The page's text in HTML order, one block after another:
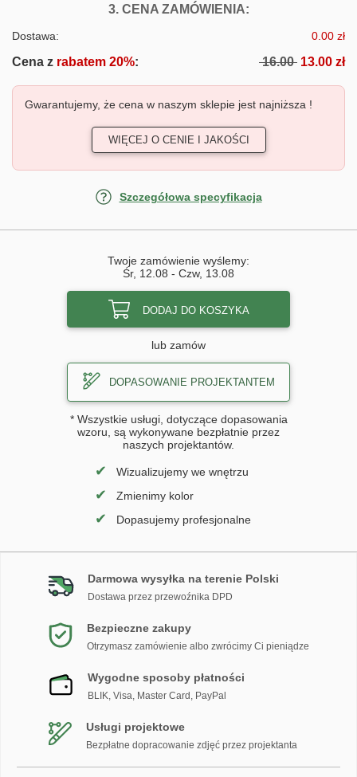
3. CENA ZAMÓWIENIA:FOTOTAPETY
Dostawa: 0.00 zł
Cena z rabatem 20%: 16.00 13.00 zł
Gwarantujemy, że cena w naszym sklepie jest najniższa !
WIĘCEJ O CENIE I JAKOŚCI
Szczegółowa specyfikacja
Twoje zamówienie wyślemy:
Śr, 12.08 - Czw, 13.08
DODAJ DO KOSZYKA
lub zamów
DOPASOWANIE PROJEKTANTEM
* Wszystkie usługi, dotyczące dopasowania
wzoru, są wykonywane bezpłatnie przez
naszych projektantów.
✔ Wizualizujemy we wnętrzu
✔ Zmienimy kolor
✔ Dopasujemy profesjonalne
Darmowa wysyłka na terenie Polski
Dostawa przez przewoźnika DPD
Bezpieczne zakupy
Otrzymasz zamówienie albo zwrócimy Ci pieniądze
Wygodne sposoby płatności
BLIK, Visa, Master Card, PayPal
Usługi projektowe
Bezpłatne dopracowanie zdjęć przez projektanta